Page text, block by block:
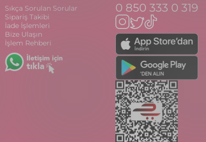
Sıkça Sorulan Sorular
Sipariş Takibi
İade İşlemleri
Bize Ulaşın
İşlem Rehberi
0 850 333 0 319